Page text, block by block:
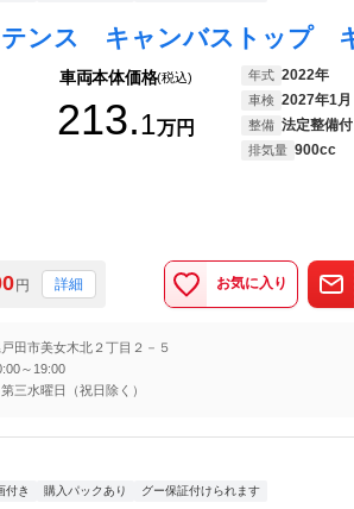
車両本体価格(税込)
213.1万円
年式 2022年
車検 2027年1月
整備 法定整備付
排気量 900cc
円 詳細 お気に入り
田市美女木北２丁目２－５
～19:00
第三水曜日（祝日除く）
付き 購入パックあり グー保証付けられます